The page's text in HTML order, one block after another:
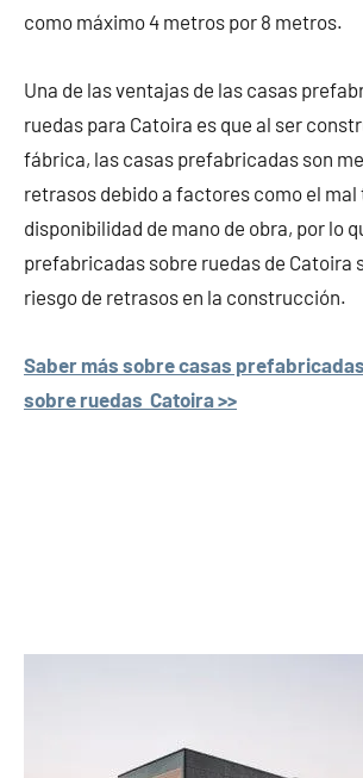
como máximo 4 metros por 8 metros.
Una de las ventajas de las casas
ruedas para Catoira es que al ser
fábrica, las casas prefabricadas son
retrasos debido a factores como el mal
disponibilidad de mano de obra, por lo
prefabricadas sobre ruedas de Catoira
riesgo de retrasos en la construcción.
Saber más sobre casas
sobre ruedas Catoira >>